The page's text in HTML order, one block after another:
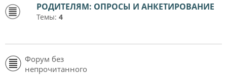
РОДИТЕЛЯМ: ОПРОСЫ И АНКЕТИРОВАНИЕ
Темы: 4
Форум без
непрочитанного